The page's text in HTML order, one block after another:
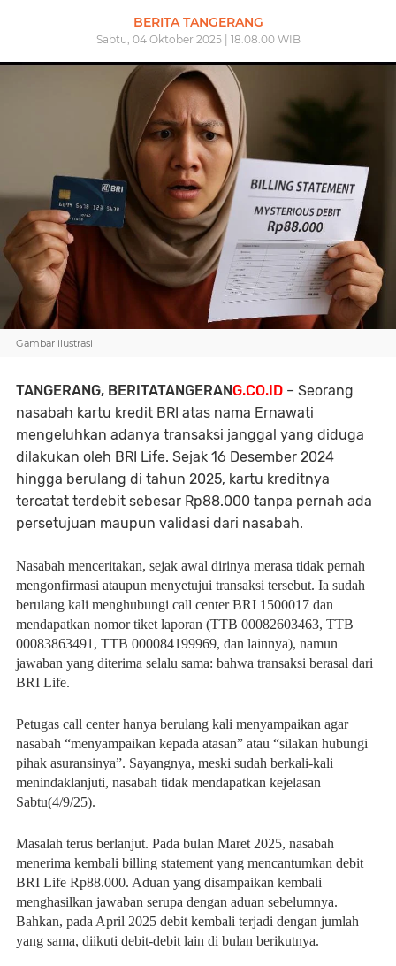
BERITA TANGERANG
Sabtu, 04 Oktober 2025 | 18.08.00 WIB
Gambar ilustrasi
TANGERANG, BERITATANGERANG.CO.ID – Seorang
nasabah kartu kredit BRI atas nama Ernawati
mengeluhkan adanya transaksi janggal yang diduga
dilakukan oleh BRI Life. Sejak 16 Desember 2024
hingga berulang di tahun 2025, kartu kreditnya
tercatat terdebit sebesar Rp88.000 tanpa pernah ada
persetujuan maupun validasi dari nasabah.
Nasabah menceritakan, sejak awal dirinya merasa tidak pernah
mengonfirmasi ataupun menyetujui transaksi tersebut. Ia sudah
berulang kali menghubungi call center BRI 1500017 dan
mendapatkan nomor tiket laporan (TTB 00082603463, TTB
00083863491, TTB 000084199969, dan lainnya), namun
jawaban yang diterima selalu sama: bahwa transaksi berasal dari
BRI Life.
Petugas call center hanya berulang kali menyampaikan agar
nasabah “menyampaikan kepada atasan” atau “silakan hubungi
pihak asuransinya”. Sayangnya, meski sudah berkali-kali
menindaklanjuti, nasabah tidak mendapatkan kejelasan
Sabtu(4/9/25).
Masalah terus berlanjut. Pada bulan Maret 2025, nasabah
menerima kembali billing statement yang mencantumkan debit
BRI Life Rp88.000. Aduan yang disampaikan kembali
menghasilkan jawaban serupa dengan aduan sebelumnya.
Bahkan, pada April 2025 debit kembali terjadi dengan jumlah
yang sama, diikuti debit-debit lain di bulan berikutnya.